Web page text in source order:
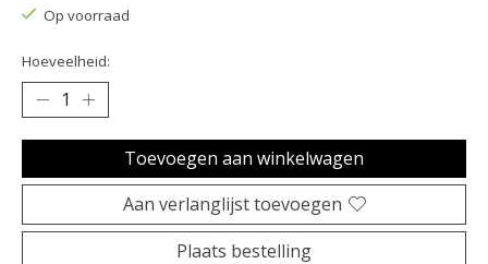
Op voorraad
Hoeveelheid:
Toevoegen aan winkelwagen
Aan verlanglijst toevoegen
Plaats bestelling